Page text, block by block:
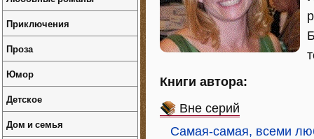
Книги автора:
Вне серий
Самая-самая, всеми
Приключения
Проза
Юмор
Детское
Дом и семья